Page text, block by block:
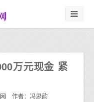
万元现金 紧
作者：冯思韵